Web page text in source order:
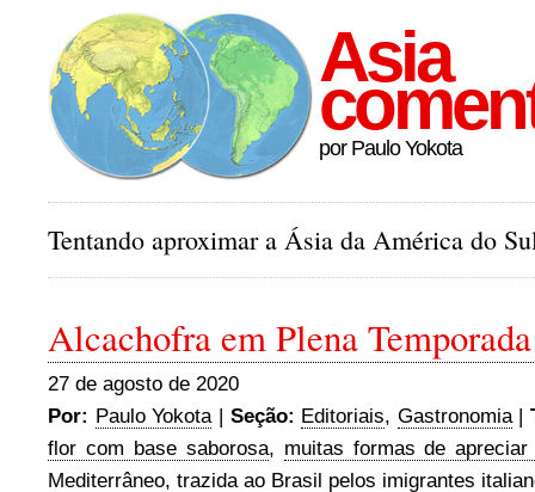
Asia
por Paulo Yokota
Tentando aproximar a Ásia da América do
Alcachofra em Plena
27 de agosto de 2020
Por: Paulo Yokota| Seção: Editoriais, Gastronomia|
flor com base saborosa, muitas formas de
Mediterrâneo, trazida ao Brasil pelos imigrantes